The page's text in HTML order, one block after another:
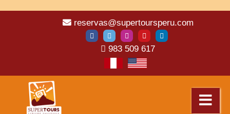
reservas@supertoursperu.com
983 509 617